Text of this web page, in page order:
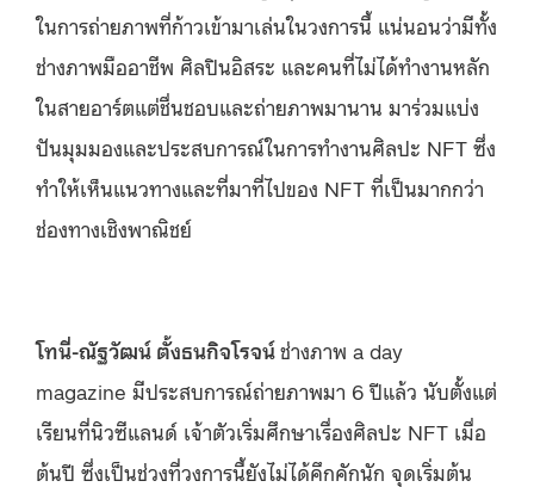
ในการถ่ายภาพที่ก้าวเข้ามาเล่นในวงการนี้ แน่นอนว่ามีทั้ง
ช่างภาพมืออาชีพ ศิลปินอิสระ และคนที่ไม่ได้ทำงานหลัก
ในสายอาร์ตแต่ชื่นชอบและถ่ายภาพมานาน มาร่วมแบ่ง
ปันมุมมองและประสบการณ์ในการทำงานศิลปะ NFT ซึ่ง
ทำให้เห็นแนวทางและที่มาที่ไปของ NFT ที่เป็นมากกว่า
ช่องทางเชิงพาณิชย์
โทนี่-ณัฐวัฒน์ ตั้งธนกิจโรจน์ช่างภาพ a day
magazine มีประสบการณ์ถ่ายภาพมา 6 ปีแล้ว นับตั้งแต่
เรียนที่นิวซีแลนด์ เจ้าตัวเริ่มศึกษาเรื่องศิลปะ NFT เมื่อ
ต้นปี ซึ่งเป็นช่วงที่วงการนี้ยังไม่ได้คึกคักนัก จุดเริ่มต้น